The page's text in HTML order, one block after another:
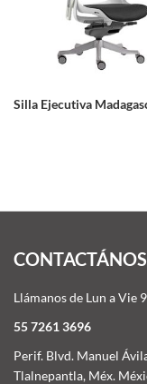
Silla Ejecutiva
CONTACTÁNOS
Llámanos de Lun a Vie
55 7261 3696
Perif. Blvd. Manuel
Tlalnepantla, Méx.